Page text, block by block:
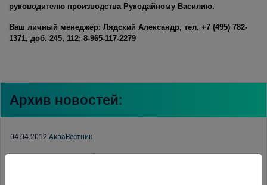
руководителю производства Рукодайному Василию.
Ваш личный менеджер: Лядский Александр, тел. +7 (495) 782-
1371, доб. 245, 112; 8-965-117-2279
Архив новостей:
04.04.2012 АкваВестник